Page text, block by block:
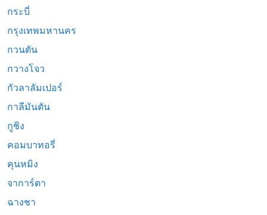
กระบี่
กรุงเทพมหานคร
กวนตัน
กวางโจว
กัวลาลัมเปอร์
กาลีมันตัน
กูชิง
คอมบาทอรี่
คุนหมิง
จาการ์ตา
ฉางชา